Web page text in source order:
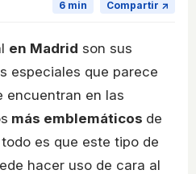
6 min
Compartir ↗
en Madrid son sus
especiales que parece
encuentran en las
más emblemáticos de
es que este tipo de
hacer uso de cara al